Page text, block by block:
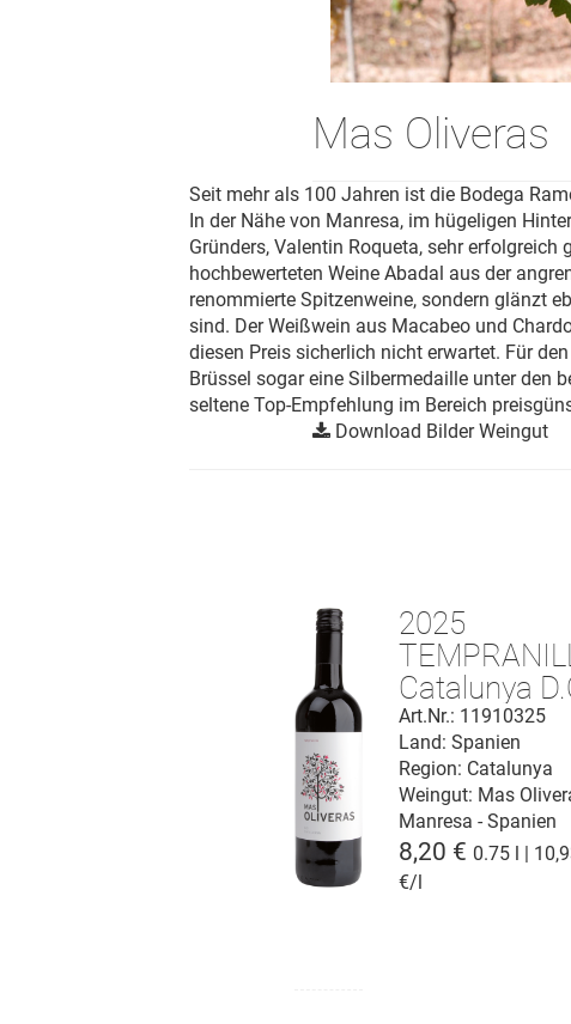
Mas Oliveras
Seit mehr als 100 Jahren ist die Bodega
In der Nähe von Manresa, im hügeligen
Gründers, Valentin Roqueta, sehr
hochbewerteten Weine Abadal aus der
renommierte Spitzenweine, sondern glänzt
sind. Der Weißwein aus Macabeo und
diesen Preis sicherlich nicht erwartet. Für
Brüssel sogar eine Silbermedaille unter den
seltene Top-Empfehlung im Bereich
Download Bilder Weingut
2025
Catalunya
Art.Nr.: 11910325
Weingut: Mas
Manresa - Spanien
Region: Catalunya
Land: Spanien
8,20 € 0.75 l |
€/l